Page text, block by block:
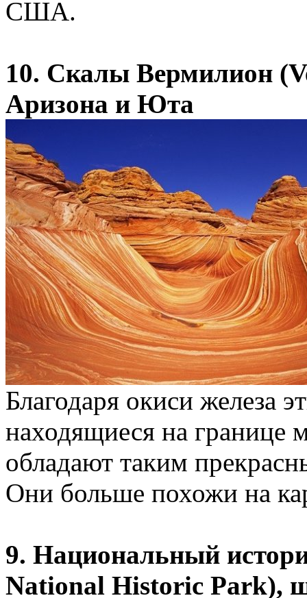
США.
10. Скалы Вермилион
Аризона и Юта
Благодаря окиси железа
находящиеся на
обладают таким
Они больше похожи на
9. Национальный
National Historic Park),